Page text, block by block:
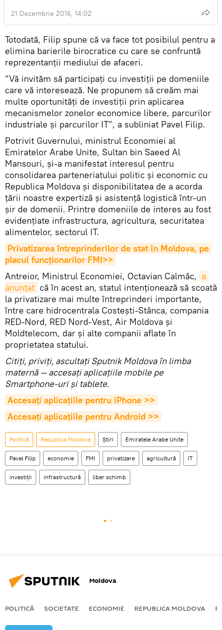
21 Decembrie 2016, 14:02
Totodată, Filip spune că va face tot posibilul pentru a
elimina barierile birocratice cu care se confruntă
reprezentanţii mediului de afaceri.
”Vă invităm să participați cu investiții pe domeniile
care vă interesează. Ne propunem să creăm mai
multe oportunități de investiții prin aplicarea
mecanismelor zonelor economice libere, parcurilor
industriale și parcurilor IT”, a subliniat Pavel Filip.
Potrivit Guvernului, ministrul Economiei al
Emiratelor Arabe Unite, Sultan bin Saeed Al
Mansouri, și-a manifestat interesul pentru
consolidarea parteneriatului politic şi economic cu
Republica Moldova şi disponibilitatea de a acorda
ţării noastre expertiză şi asistenţă logistică într-un
șir de domenii. Printre domeniile de interes au fost
evidenţiate infrastructura, agricultura, securitatea
alimentelor, sectorul IT.
Privatizarea întreprinderilor de stat în Moldova, pe
placul funcţionarilor FMI>>
Antreior, Ministrul Economiei, Octavian Calmâc, a
anunțat că în acest an, statul intenționează să scoată
la privatizare mai multe întreprinderi importante,
între care hidrocentrala Costești-Stânca, compania
RED-Nord, RED Nord-Vest, Air Moldova și
Moldtelecom, dar și alte companii aflate în
proprietatea statului.
Citiţi, priviţi, ascultaţi Sputnik Moldova în limba
maternă — accesaţi aplicaţiile mobile pe
Smartphone-uri şi tablete.
Accesaţi aplicaţiile pentru iPhone >>
Accesaţi aplicaţiile pentru Android >>
Politică Republica Moldova Știri Emiratele Arabe Unite
Pavel Filip economie FMI privatizare agricultură IT
investiții infrastructură liber schimb
Moldova
POLITICĂ SOCIETATE ECONOMIE REPUBLICA MOLDOVA